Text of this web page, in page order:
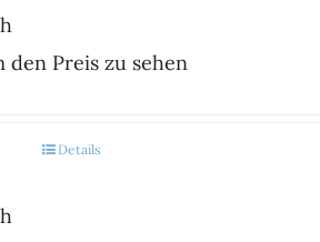
den Preis zu sehen
Details